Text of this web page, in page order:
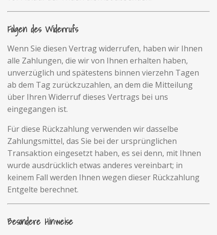
Folgen des Widerrufs
Wenn Sie diesen Vertrag widerrufen, haben wir Ihnen
alle Zahlungen, die wir von Ihnen erhalten haben,
unverzüglich und spätestens binnen vierzehn Tagen
ab dem Tag zurückzuzahlen, an dem die Mitteilung
über Ihren Widerruf dieses Vertrags bei uns
eingegangen ist.
Für diese Rückzahlung verwenden wir dasselbe
Zahlungsmittel, das Sie bei der ursprünglichen
Transaktion eingesetzt haben, es sei denn, mit Ihnen
wurde ausdrücklich etwas anderes vereinbart; in
keinem Fall werden Ihnen wegen dieser Rückzahlung
Entgelte berechnet.
Besondere Hinweise